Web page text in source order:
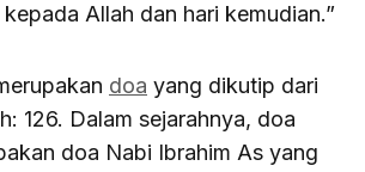
Allah dan hari kemudian.”
doa yang dikutip dari
126. Dalam sejarahnya, doa
doa Nabi Ibrahim As yang